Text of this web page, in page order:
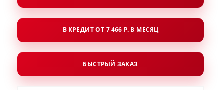
В КРЕДИТ ОТ 7 466 Р. В МЕСЯЦ
БЫСТРЫЙ ЗАКАЗ